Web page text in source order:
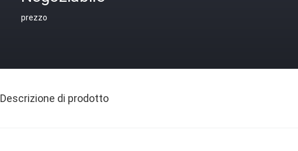
prezzo
Descrizione di prodotto